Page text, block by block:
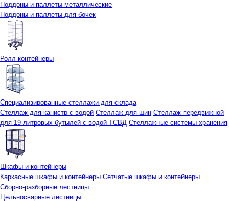
Поддоны и паллеты металлические
Поддоны и паллеты для бочек
Ролл контейнеры
Специализированные стеллажи для склада
Стеллаж для канистр с водой Стеллаж для шин Стеллаж передвижной
для 19-литровых бутылей с водой ТСВД Стеллажные системы хранения
Шкафы и контейнеры
Каркасные шкафы и контейнеры Сетчатые шкафы и контейнеры
Сборно-разборные лестницы
Цельносварные лестницы